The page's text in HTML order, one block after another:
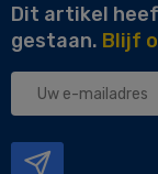
Dit artikel
gestaan. Blijf
Uw